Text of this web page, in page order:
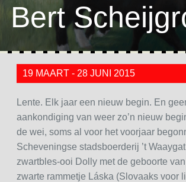
Bert
19 MAART - 28 JUNI 2015
Lente. Elk jaar een nieuw begin. En
aankondiging van weer zo’n nieuw
de wei, soms al voor het voorjaar
Scheveningse stadsboerderij ’t
zwartbles-ooi Dolly met de geboorte
zwarte rammetje Láska (Slovaaks voor